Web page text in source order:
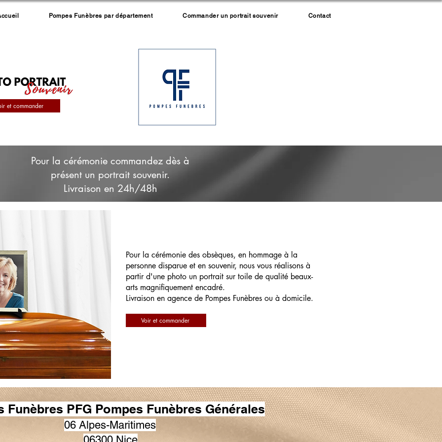
Pompes Funèbres par département Commander un portrait souvenir Contact
et commander
Pour la cérémonie commandez dès à
présent un portrait souvenir.
Livraison en 24h/48h
Pour la cérémonie des obsèques, en hommage à la
personne disparue et en souvenir, nous vous réalisons à
partir d'une photo un portrait sur toile de qualité beaux-
arts magnifiquement encadré.
Livraison en agence de Pompes Funèbres ou à domicile.
Voir et commander
Funèbres PFG Pompes Funèbres Générales
06 Alpes-Maritimes